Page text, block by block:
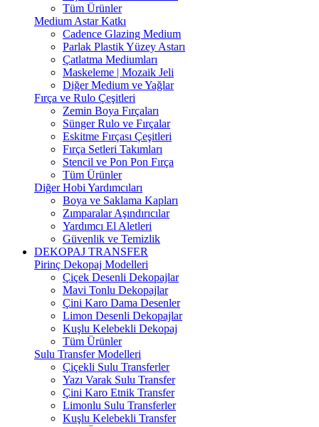
Tüm Ürünler
Medium Astar Katkı
Cadence Glazing Medium
Parlak Plastik Yüzey Astarı
Çatlatma Mediumları
Maskeleme | Mozaik Jeli
Diğer Medium ve Yağlar
Fırça ve Rulo Çeşitleri
Zemin Boya Fırçaları
Sünger Rulo ve Fırçalar
Eskitme Fırçası Çeşitleri
Fırça Setleri Takımları
Stencil ve Pon Pon Fırça
Tüm Ürünler
Diğer Hobi Yardımcıları
Boya ve Saklama Kapları
Zımparalar Aşındırıcılar
Yardımcı El Aletleri
Güvenlik ve Temizlik
DEKOPAJ TRANSFER
Pirinç Dekopaj Modelleri
Çiçek Desenli Dekopajlar
Mavi Tonlu Dekopajlar
Çini Karo Dama Desenler
Limon Desenli Dekopajlar
Kuşlu Kelebekli Dekopaj
Tüm Ürünler
Sulu Transfer Modelleri
Çiçekli Sulu Transferler
Yazı Varak Sulu Transfer
Çini Karo Etnik Transfer
Limonlu Sulu Transferler
Kuşlu Kelebekli Transfer